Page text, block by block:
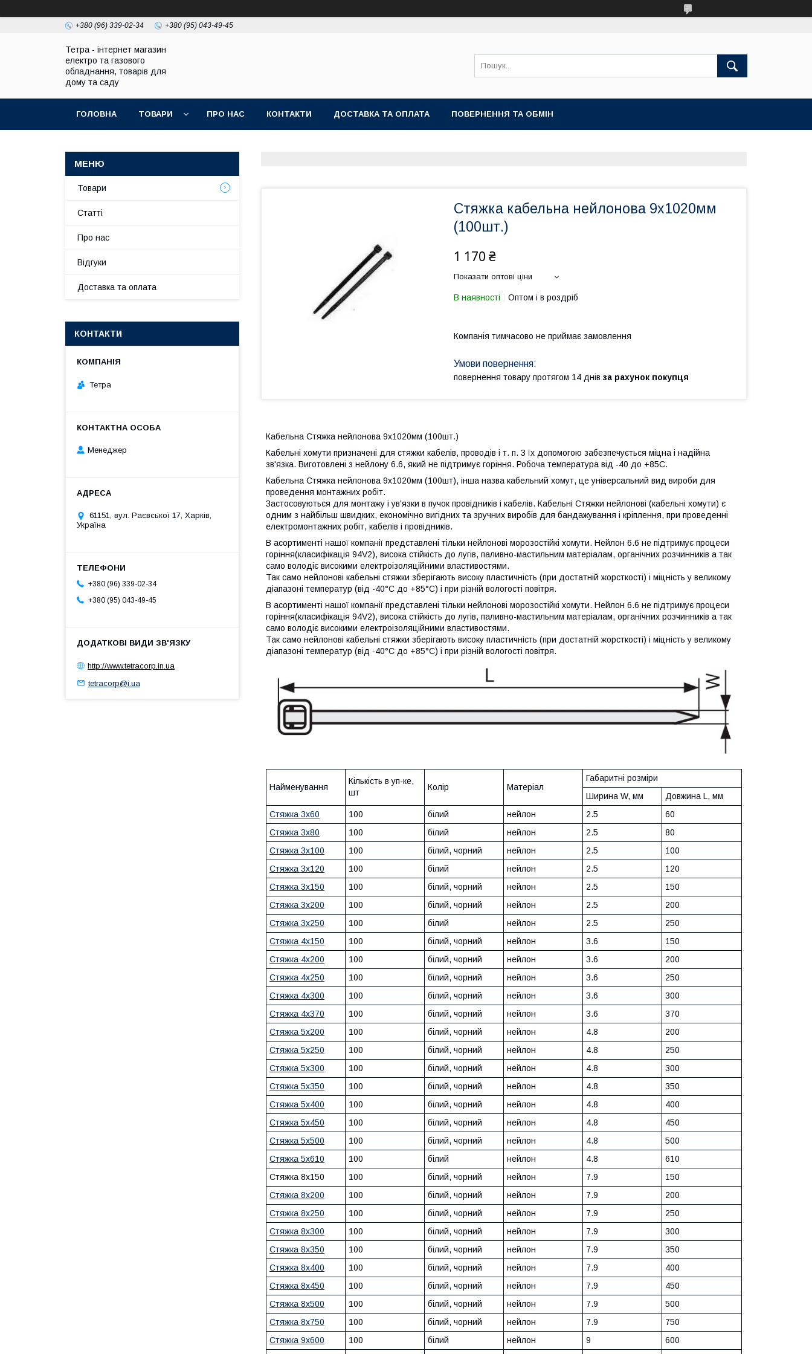
+380 (96) 339-02-34 +380 (95) 043-49-45
Тетра - інтернет магазин
електро та газового
обладнання, товарів для
дому та саду
ГОЛОВНА ТОВАРИ ПРО НАС КОНТАКТИ ДОСТАВКА ТА ОПЛАТА ПОВЕРНЕННЯ ТА ОБМІН
Стяжка кабельна нейлонова 9х1020мм
(100шт.)
1 170 ₴
Показати оптові ціни
В наявності Оптом і в роздріб
Компанія тимчасово не приймає замовлення
повернення товару протягом 14 днів за рахунок покупця
Кабельна Стяжка нейлонова 9х1020мм (100шт.)
Кабельні хомути призначені для стяжки кабелів, проводів і т. п. З їх допомогою забезпечується міцна і надійна
зв'язка. Виготовлені з нейлону 6.6, який не підтримує горіння. Робоча температура від -40 до +85С.
Кабельна Стяжка нейлонова 9х1020мм (100шт), інша назва кабельний хомут, це універсальний вид вироби для
проведення монтажних робіт.
Застосовуються для монтажу і ув'язки в пучок провідників і кабелів. Кабельні Стяжки нейлонові (кабельні хомути) є
одним з найбільш швидких, економічно вигідних та зручних виробів для бандажування і кріплення, при проведенні
електромонтажних робіт, кабелів і провідників.
В асортименті нашої компанії представлені тільки нейлонові морозостійкі хомути. Нейлон 6.6 не підтримує процеси
горіння(класифікація 94V2), висока стійкість до лугів, паливно-мастильним матеріалам, органічних розчинників а так
само володіє високими електроізоляційними властивостями.
Так само нейлонові кабельні стяжки зберігають високу пластичність (при достатній жорсткості) і міцність у великому
діапазоні температур (від -40°C до +85°C) і при різній вологості повітря.
В асортименті нашої компанії представлені тільки нейлонові морозостійкі хомути. Нейлон 6.6 не підтримує процеси
горіння(класифікація 94V2), висока стійкість до лугів, паливно-мастильним матеріалам, органічних розчинників а так
само володіє високими електроізоляційними властивостями.
Так само нейлонові кабельні стяжки зберігають високу пластичність (при достатній жорсткості) і міцність у великому
діапазоні температур (від -40°C до +85°C) і при різній вологості повітря.
Найменування
Кількість в уп-ке,
шт
Колір Матеріал
Габаритні розміри
Ширина W, мм
Довжина L, мм
Стяжка 3х60
100 білий нейлон 2.5
60
Стяжка 3х80
100 білий нейлон 2.5
80
Стяжка 3х100
100 білий, чорний нейлон 2.5
100
Стяжка 3х120
100 білий нейлон 2.5
120
Стяжка 3х150
100 білий, чорний нейлон 2.5
150
Стяжка 3х200
100 білий, чорний нейлон 2.5
200
Стяжка 3х250
100 білий нейлон 2.5
250
Стяжка 4х150
100 білий, чорний нейлон 3.6
150
Стяжка 4х200
100 білий, чорний нейлон 3.6
200
Стяжка 4х250
100 білий, чорний нейлон 3.6
250
Стяжка 4х300
100 білий, чорний нейлон 3.6
300
Стяжка 4х370
100 білий, чорний нейлон 3.6
370
Стяжка 5х200
100 білий, чорний нейлон 4.8
200
Стяжка 5х250
100 білий, чорний нейлон 4.8
250
Стяжка 5х300
100 білий, чорний нейлон 4.8
300
Стяжка 5х350
100 білий, чорний нейлон 4.8
350
Стяжка 5х400
100 білий, чорний нейлон 4.8
400
Стяжка 5х450
100 білий, чорний нейлон 4.8
450
Стяжка 5х500
100 білий, чорний нейлон 4.8
500
Стяжка 5х610
100 білий нейлон 4.8
610
Стяжка 8х150
100 білий, чорний нейлон 7.9
150
Стяжка 8х200
100 білий, чорний нейлон 7.9
200
Стяжка 8х250
100 білий, чорний нейлон 7.9
250
Стяжка 8х300
100 білий, чорний нейлон 7.9
300
Стяжка 8х350
100 білий, чорний нейлон 7.9
350
Стяжка 8х400
100 білий, чорний нейлон 7.9
400
Стяжка 8х450
100 білий, чорний нейлон 7.9
450
Стяжка 8х500
100 білий, чорний нейлон 7.9
500
Стяжка 8х750
100 білий, чорний нейлон 7.9
750
Стяжка 9х600
100 білий нейлон 9
600
Товари
Статті
Про нас
Відгуки
Доставка та оплата
КОНТАКТИ
Тетра
Менеджер
61151, вул. Раєвської 17, Харків,
Україна
+380 (96) 339-02-34
+380 (95) 043-49-45
http://www.tetracorp.in.ua
tetracorp@i.ua